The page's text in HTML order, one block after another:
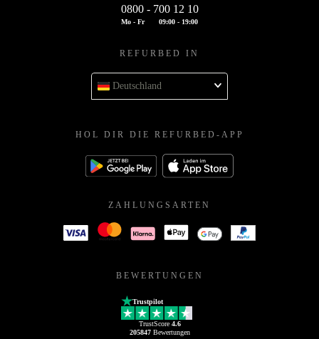
0800 - 700 12 10
Mo - Fr 09:00 - 19:00
REFURBED IN
Deutschland
HOL DIR DIE REFURBED-APP
ZAHLUNGSARTEN
BEWERTUNGEN
Trustpilot
TrustScore 4.6
205847Bewertungen